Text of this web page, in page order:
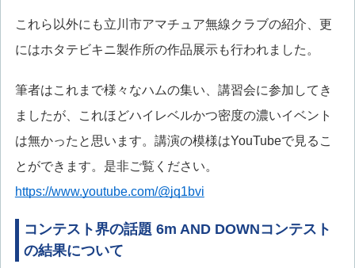
これら以外にも立川市アマチュア無線クラブの紹介、更
にはホタテビキニ製作所の作品展示も行われました。
筆者はこれまで様々なハムの集い、講習会に参加してき
ましたが、これほどハイレベルかつ密度の濃いイベント
は無かったと思います。講演の模様はYouTubeで見るこ
とができます。是非ご覧ください。
https://www.youtube.com/@jq1bvi
コンテスト界の話題 6m AND DOWNコンテスト
の結果について